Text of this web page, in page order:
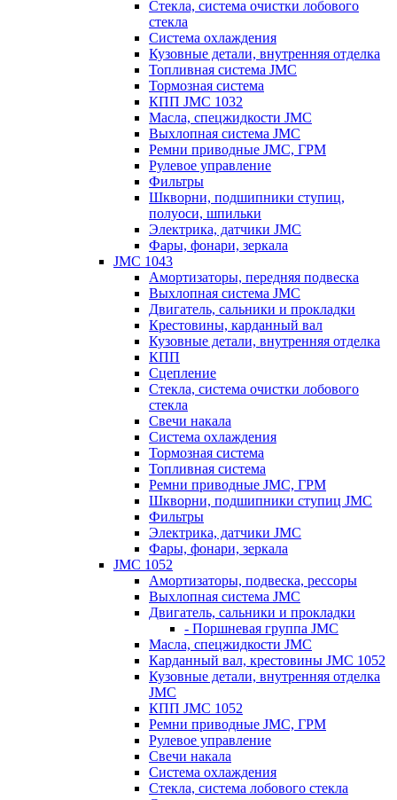
Стекла, система очистки лобового
стекла
Система охлаждения
Кузовные детали, внутренняя отделка
Топливная система JMC
Тормозная система
КПП JMC 1032
Масла, спецжидкости JMC
Выхлопная система JMC
Ремни приводные JMC, ГРМ
Рулевое управление
Фильтры
Шкворни, подшипники ступиц,
полуоси, шпильки
Электрика, датчики JMC
Фары, фонари, зеркала
JMC 1043
Амортизаторы, передняя подвеска
Выхлопная система JMC
Двигатель, сальники и прокладки
Крестовины, карданный вал
Кузовные детали, внутренняя отделка
КПП
Сцепление
Стекла, система очистки лобового
стекла
Свечи накала
Система охлаждения
Тормозная система
Топливная система
Ремни приводные JMC, ГРМ
Шкворни, подшипники ступиц JMC
Фильтры
Электрика, датчики JMC
Фары, фонари, зеркала
JMC 1052
Амортизаторы, подвеска, рессоры
Выхлопная система JMC
Двигатель, сальники и прокладки
- Поршневая группа JMC
Масла, спецжидкости JMC
Карданный вал, крестовины JMC 1052
Кузовные детали, внутренняя отделка
JMC
КПП JMC 1052
Ремни приводные JMC, ГРМ
Рулевое управление
Свечи накала
Система охлаждения
Стекла, система лобового стекла